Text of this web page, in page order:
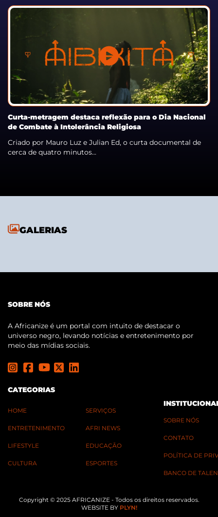
Curta-metragem destaca reflexão para o Dia Nacional
de Combate à Intolerância Religiosa
Criado por Mauro Luz e Julian Ed, o curta documental de
cerca de quatro minutos...
GALERIAS
SOBRE NÓS
A Africanize é um portal com intuito de destacar o
universo negro, levando notícias e entretenimento por
meio das mídias sociais.
CATEGORIAS
HOME
ENTRETENIMENTO
LIFESTYLE
CULTURA
SERVIÇOS
AFRI NEWS
EDUCAÇÃO
ESPORTES
SOBRE NÓS
CONTATO
POLÍTICA DE
BANCO DE
Copyright © 2025 AFRICANIZE - Todos os direitos reservados.
WEBSITE BY PLYN!